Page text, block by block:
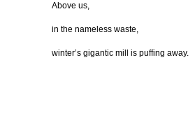
Above us,
in the nameless waste,
winter’s gigantic mill is puffing away.